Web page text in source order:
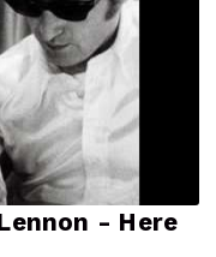
- Here